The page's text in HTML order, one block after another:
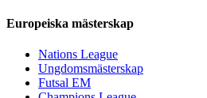
Europeiska mästerskap
Nations League
Ungdomsmästerskap
Futsal EM